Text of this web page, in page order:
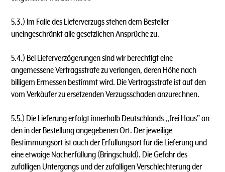
5.3.) lm Falle des Lieferverzugs stehen dem Besteller
uneingeschränkt alle gesetzlichen Ansprüche zu.
5.4.) Bei Lieferverzögerungen sind wir berechtigt eine
angemessene Vertragsstrafe zu verlangen, deren Höhe nach
billigem Ermessen bestimmt wird. Die Vertragsstrafe ist auf den
vom Verkäufer zu ersetzenden Verzugsschaden anzurechnen.
5.5.) Die Lieferung erfolgt innerhalb Deutschlands ,,frei Haus" an
den in der Bestellung angegebenen Ort. Der jeweilige
Bestimmungsort ist auch der Erfüllungsort für die Lieferung und
eine etwaige Nacherfüllung (Bringschuld). Die Gefahr des
zufälligen Untergangs und der zufälligen Verschlechterung der